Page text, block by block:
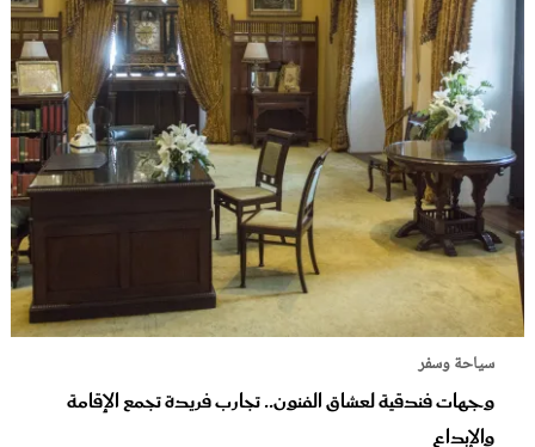
سياحة وسفر
وجهات فندقية لعشاق الفنون.. تجارب فريدة تجمع الإقامة
والإبداع